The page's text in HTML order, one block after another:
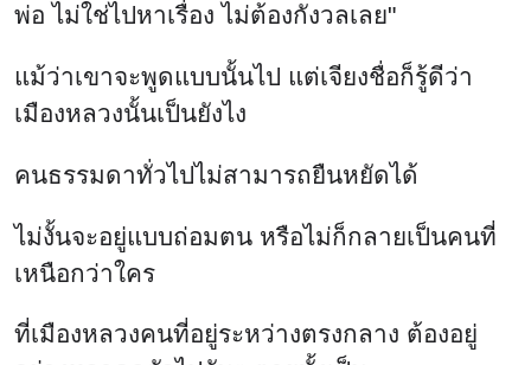
พ่อ ไม่ใช่ไปหาเรื่อง ไม่ต้องกังวลเลย"
แม้ว่าเขาจะพูดแบบนั้นไป แต่เจียงชื่อก็รู้ดีว่า
เมืองหลวงนั้นเป็นยังไง
คนธรรมดาทั่วไปไม่สามารถยืนหยัดได้
ไม่งั้นจะอยู่แบบถ่อมตน หรือไม่ก็กลายเป็นคนที่
เหนือกว่าใคร
ที่เมืองหลวงคนที่อยู่ระหว่างตรงกลาง ต้องอยู่